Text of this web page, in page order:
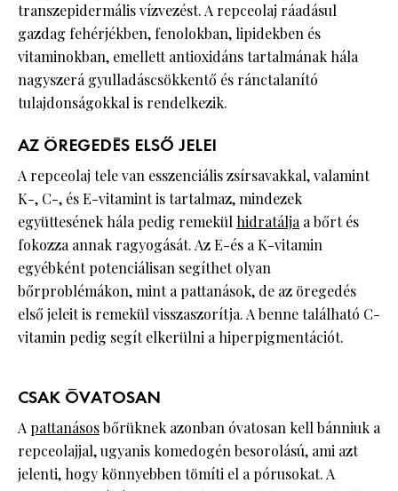
transzepidermális vízvezést. A repceolaj ráadásul
gazdag fehérjékben, fenolokban, lipidekben és
vitaminokban, emellett antioxidáns tartalmának hála
nagyszerá gyulladáscsökkentő és ránctalanító
tulajdonságokkal is rendelkezik.
AZ ÖREGEDÉS ELSŐ JELEI
A repceolaj tele van esszenciális zsírsavakkal, valamint
K-, C-, és E-vitamint is tartalmaz, mindezek
együttesének hála pedig remekül hidratáljaa bőrt és
fokozza annak ragyogását. Az E-és a K-vitamin
egyébként potenciálisan segíthet olyan
bőrproblémákon, mint a pattanások, de az öregedés
első jeleit is remekül visszaszorítja. A benne található C-
vitamin pedig segít elkerülni a hiperpigmentációt.
CSAK ÓVATOSAN
A pattanásosbőrüknek azonban óvatosan kell bánniuk a
repceolajjal, ugyanis komedogén besorolású, ami azt
jelenti, hogy könnyebben tömíti el a pórusokat. A